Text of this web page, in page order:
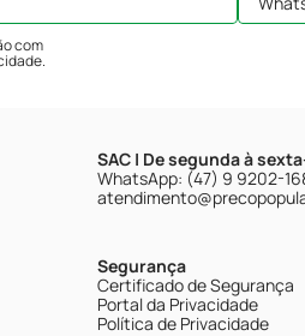
com
.
SAC | De segunda à
WhatsApp: (47) 9 9202-
Segurança
Certificado de Segurança
Portal da Privacidade
Política de Privacidade